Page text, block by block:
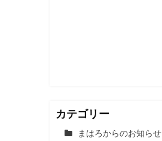
カテゴリー
まはろからのお知らせ